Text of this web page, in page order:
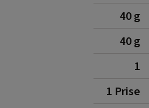
40 g
40 g
1
1 Prise